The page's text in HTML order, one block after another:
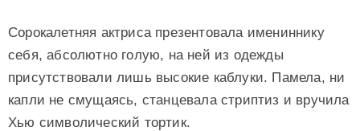
Сорокалетняя актриса презентовала имениннику
себя, абсолютно голую, на ней из одежды
присутствовали лишь высокие каблуки. Памела, ни
капли не смущаясь, станцевала стриптиз и вручила
Хью символический тортик.